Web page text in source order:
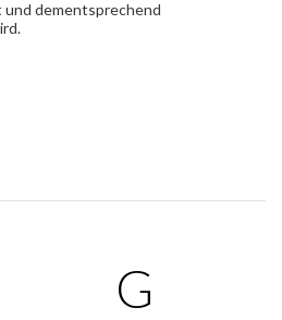
und dementsprechend
G